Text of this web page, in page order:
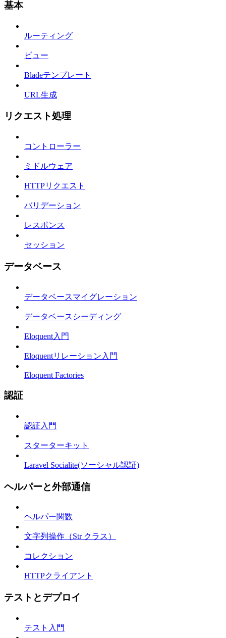
基本
ルーティング
ビュー
Bladeテンプレート
URL生成
リクエスト処理
コントローラー
ミドルウェア
HTTPリクエスト
バリデーション
レスポンス
セッション
データベース
データベースマイグレーション
データベースシーディング
Eloquent入門
Eloquentリレーション入門
Eloquent Factories
認証
認証入門
スターターキット
Laravel Socialite(ソーシャル認証)
ヘルパーと外部通信
ヘルパー関数
文字列操作（Str クラス）
コレクション
HTTPクライアント
テストとデプロイ
テスト入門